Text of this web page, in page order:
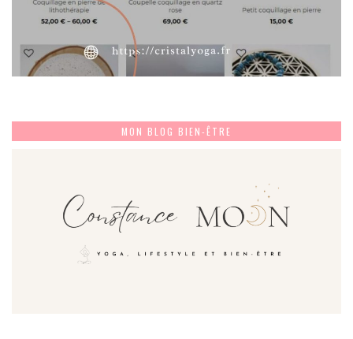
MON BLOG BIEN-ÊTRE